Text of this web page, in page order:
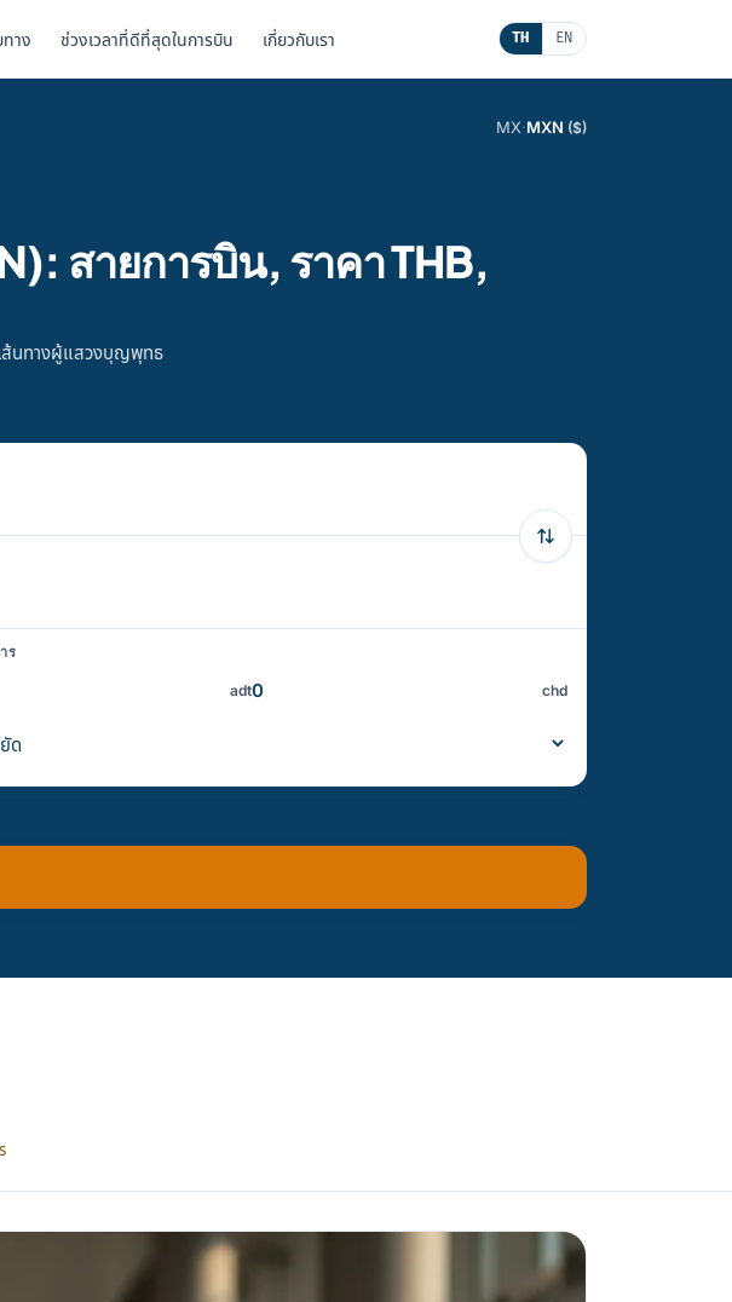
าง ช่วงเวลาที่ดีที่สุดในการบิน เกี่ยวกับเรา TH EN
MX·MXN ($)
สายการบิน, ราคา THB,
ส้นทางผู้แสวงบุญพุทธ
ร
adt chd